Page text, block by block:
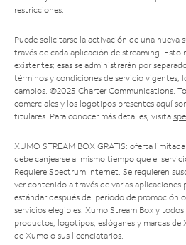
restricciones.
Puede solicitarse la activación de una nueva
través de cada aplicación de streaming. Esto
existentes; esas se administrarán por
términos y condiciones de servicio vigentes,
cambios. ©2025 Charter Communications.
comerciales y los logotipos presentes aquí
titulares. Para conocer más detalles, visita
XUMO STREAM BOX GRATIS: oferta
debe canjearse al mismo tiempo que el
Requiere Spectrum Internet. Se requieren
ver contenido a través de varias aplicaciones
estándar después del período de promoción
servicios elegibles. Xumo Stream Box y
productos, logotipos, eslóganes y marcas de
de Xumo o sus licenciatarios.